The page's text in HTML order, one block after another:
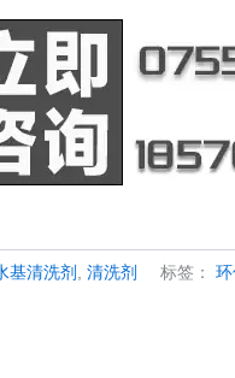
基清洗剂 清洗剂 标签：